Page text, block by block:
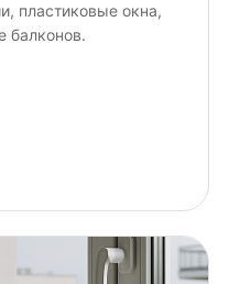
пластиковые окна,
балконов.